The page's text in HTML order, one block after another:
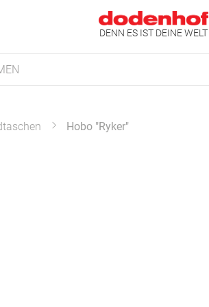
DENN ES IST DEINE WELT
Hobo "Ryker"